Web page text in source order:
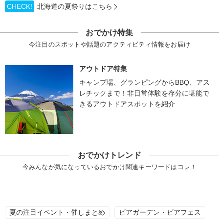
CHECK! 北海道の夏祭りはこちら
おでかけ特集
今注目のスポットや話題のアクティビティ情報をお届け
アウトドア特集
キャンプ場、グランピングからBBQ、アス
レチックまで！非日常体験を存分に堪能で
きるアウトドアスポットを紹介
おでかけトレンド
今みんなが気になっているおでかけ関連キーワードはコレ！
夏の注目イベント・催しまとめ ビアガーデン・ビアフェス